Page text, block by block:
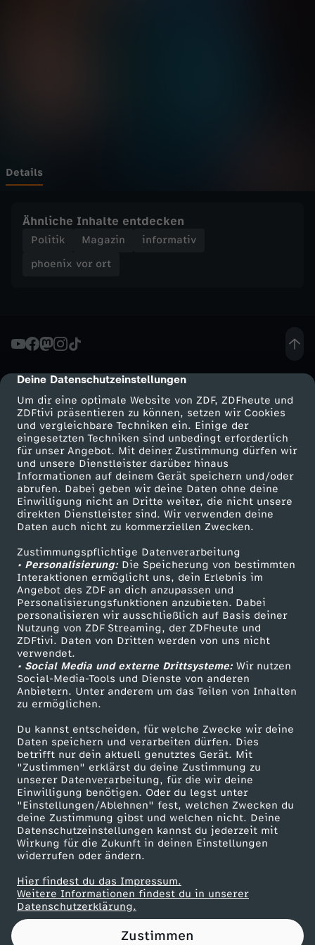
cmp-dialog-description
Deine Datenschutzeinstellungen
Um dir eine optimale Website von ZDF, ZDFheute und
ZDFtivi präsentieren zu können, setzen wir Cookies
und vergleichbare Techniken ein. Einige der
eingesetzten Techniken sind unbedingt erforderlich
für unser Angebot. Mit deiner Zustimmung dürfen wir
und unsere Dienstleister darüber hinaus
Informationen auf deinem Gerät speichern und/oder
abrufen. Dabei geben wir deine Daten ohne deine
Einwilligung nicht an Dritte weiter, die nicht unsere
direkten Dienstleister sind. Wir verwenden deine
Daten auch nicht zu kommerziellen Zwecken.
Zustimmungspflichtige Datenverarbeitung
• Personalisierung:Die Speicherung von bestimmten
Interaktionen ermöglicht uns, dein Erlebnis im
Angebot des ZDF an dich anzupassen und
Personalisierungsfunktionen anzubieten. Dabei
personalisieren wir ausschließlich auf Basis deiner
Nutzung von ZDF Streaming, der ZDFheute und
ZDFtivi. Daten von Dritten werden von uns nicht
verwendet.
• Social Media und externe Drittsysteme:Wir nutzen
Social-Media-Tools und Dienste von anderen
Anbietern. Unter anderem um das Teilen von Inhalten
zu ermöglichen.
Du kannst entscheiden, für welche Zwecke wir deine
Daten speichern und verarbeiten dürfen. Dies
betrifft nur dein aktuell genutztes Gerät. Mit
"Zustimmen" erklärst du deine Zustimmung zu
unserer Datenverarbeitung, für die wir deine
Einwilligung benötigen. Oder du legst unter
"Einstellungen/Ablehnen" fest, welchen Zwecken du
deine Zustimmung gibst und welchen nicht. Deine
Datenschutzeinstellungen kannst du jederzeit mit
Wirkung für die Zukunft in deinen Einstellungen
widerrufen oder ändern.
Hier findest du das Impressum.
Weitere Informationen findest du in unserer
Datenschutzerklärung.
Zustimmen
t
B
t
n
e
r
:
“
I
c
h
m
ö
c
h
t
e
B
r
ü
Details
Ähnliche Inhalte entdecken
Politik Magazin
informativ
phoenix vor ort
Mehr ZDF
ZDF-Apps
Smart TV
ZDFtext
Livestreams
Sendungen A-Z
TV-Programm
Service
ZDFmitreden
Kontakt zum ZDF
Tickets
Zuschauerservice
Hilfe
ZDF Unternehmen
Karriere
ZDF goes Schule
Werbefernsehen
Mainzelmännchen
Partner